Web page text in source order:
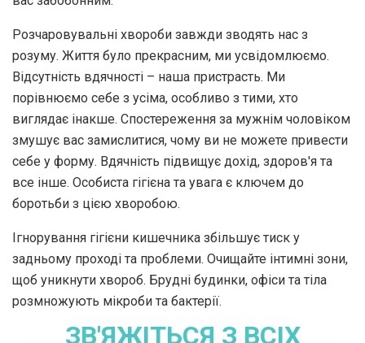
Розчаровувальні хвороби завжди зводять нас з
розуму. Життя було прекрасним, ми усвідомлюємо.
Відсутність вдячності – наша пристрасть. Ми
порівнюємо себе з усіма, особливо з тими, хто
виглядає інакше. Спостереження за мужнім чоловіком
змушує вас замислитися, чому ви не можете привести
себе у форму. Вдячність підвищує дохід, здоров'я та
все інше. Особиста гігієна та увага є ключем до
боротьби з цією хворобою.
Ігнорування гігієни кишечника збільшує тиск у
задньому проході та проблеми. Очищайте інтимні зони,
щоб уникнути хвороб. Брудні будинки, офіси та тіла
розмножують мікроби та бактерії.
ЗВ'ЯЖІТЬСЯ З ВСІХ